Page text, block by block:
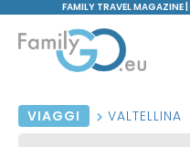
FAMILY TRAVEL MAGAZINE |
VIAGGI VALTELLINA